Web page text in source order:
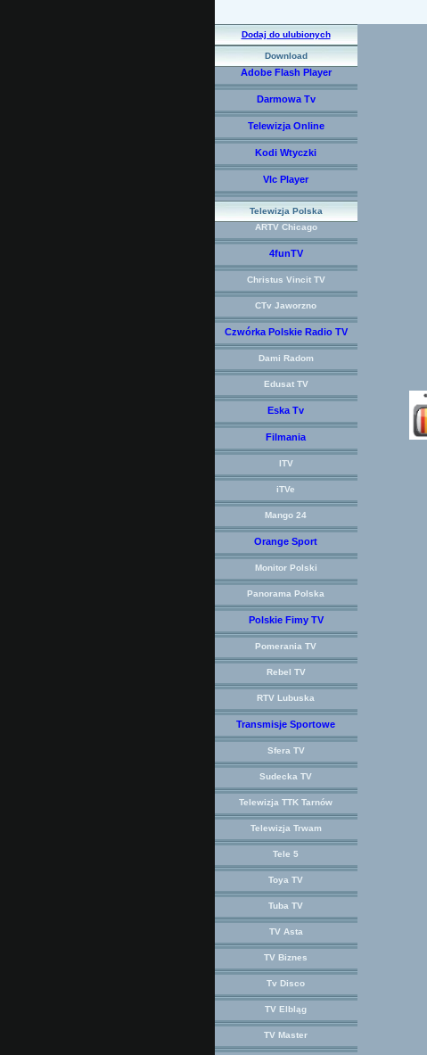
Dodaj do ulubionych
Download
Adobe Flash Player
Darmowa Tv
Telewizja Online
Kodi Wtyczki
Vlc Player
Telewizja Polska
ARTV Chicago
4funTV
Christus Vincit TV
CTv Jaworzno
Czwórka Polskie Radio TV
Dami Radom
Edusat TV
Eska Tv
Filmania
ITV
iTVe
Mango 24
Orange Sport
Monitor Polski
Panorama Polska
Polskie Fimy TV
Pomerania TV
Rebel TV
RTV Lubuska
Transmisje Sportowe
Sfera TV
Sudecka TV
Telewizja TTK Tarnów
Telewizja Trwam
Tele 5
Toya TV
Tuba TV
TV Asta
TV Biznes
Tv Disco
TV Elbląg
TV Master